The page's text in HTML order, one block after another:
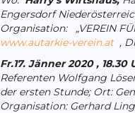
Engersdorf
Organisation: „VEREIN
www.autarkie-verein.at,
Fr.17. Jänner 2020 ,
Referenten Wolfgang
der ersten Stunde; Ort:
Organisation: Gerhard